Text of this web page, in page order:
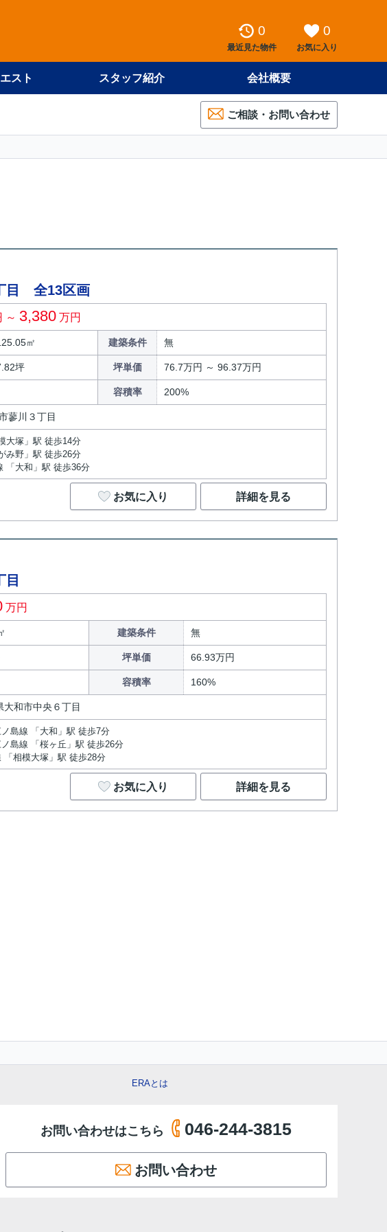
0
最近見た物件
0
お気に入り
スト スタッフ紹介 会社概要
ご相談・お問い合わせ
目 全13区画
～ 3,380 万円
㎡ 建築条件 無
坪 坪単価 76.7万円 ～ 96.37万円
容積率 200%
蓼川３丁目
大塚」駅 徒歩14分
み野」駅 徒歩26分
「大和」駅 徒歩36分
お気に入り 詳細を見る
万円
建築条件 無
坪単価 66.93万円
容積率 160%
大和市中央６丁目
島線 「大和」駅 徒歩7分
島線 「桜ヶ丘」駅 徒歩26分
「相模大塚」駅 徒歩28分
お気に入り 詳細を見る
ERAとは
お問い合わせはこちら 046-244-3815
お問い合わせ